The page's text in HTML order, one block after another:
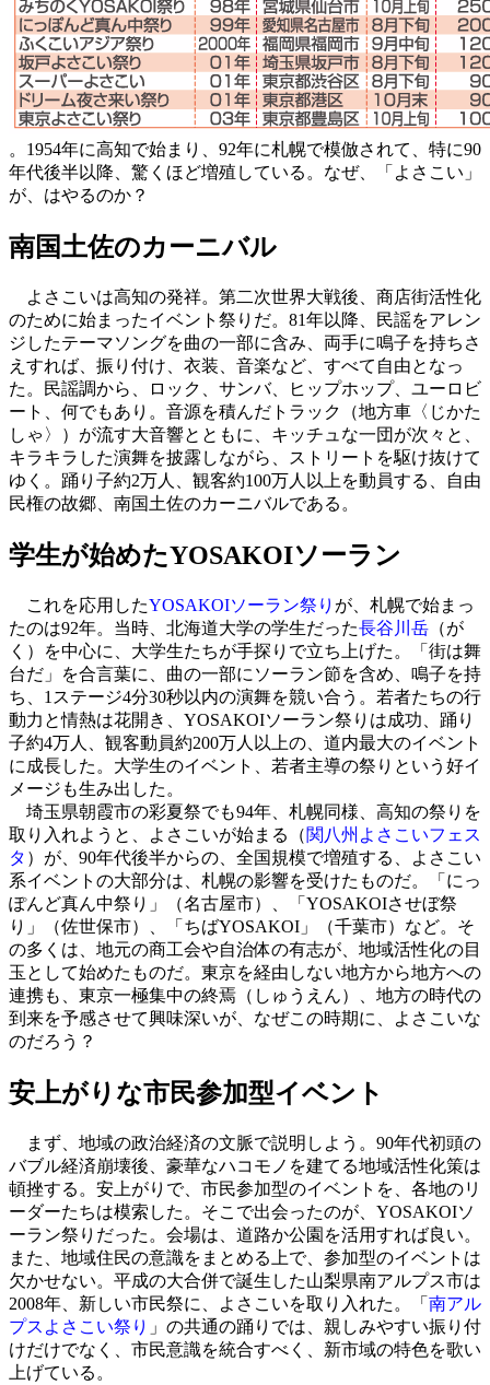
。1954年に高知で始まり、92年に札幌で模倣されて、特に90
年代後半以降、驚くほど増殖している。なぜ、「よさこい」
が、はやるのか？
南国土佐のカーニバル
よさこいは高知の発祥。第二次世界大戦後、商店街活性化
のために始まったイベント祭りだ。81年以降、民謡をアレン
ジしたテーマソングを曲の一部に含み、両手に鳴子を持ちさ
えすれば、振り付け、衣装、音楽など、すべて自由となっ
た。民謡調から、ロック、サンバ、ヒップホップ、ユーロビ
ート、何でもあり。音源を積んだトラック（地方車〈じかた
しゃ〉）が流す大音響とともに、キッチュな一団が次々と、
キラキラした演舞を披露しながら、ストリートを駆け抜けて
ゆく。踊り子約2万人、観客約100万人以上を動員する、自由
民権の故郷、南国土佐のカーニバルである。
学生が始めたYOSAKOIソーラン
これを応用したYOSAKOIソーラン祭り が、札幌で始まっ
たのは92年。当時、北海道大学の学生だった長谷川岳 （が
く）を中心に、大学生たちが手探りで立ち上げた。「街は舞
台だ」を合言葉に、曲の一部にソーラン節を含め、鳴子を持
ち、1ステージ4分30秒以内の演舞を競い合う。若者たちの行
動力と情熱は花開き、YOSAKOIソーラン祭りは成功、踊り
子約4万人、観客動員約200万人以上の、道内最大のイベント
に成長した。大学生のイベント、若者主導の祭りという好イ
メージも生み出した。
埼玉県朝霞市の彩夏祭でも94年、札幌同様、高知の祭りを
取り入れようと、よさこいが始まる（関八州よさこいフェス
タ ）が、90年代後半からの、全国規模で増殖する、よさこい
系イベントの大部分は、札幌の影響を受けたものだ。「にっ
ぽんど真ん中祭り」（名古屋市）、「YOSAKOIさせぼ祭
り」（佐世保市）、「ちばYOSAKOI」（千葉市）など。そ
の多くは、地元の商工会や自治体の有志が、地域活性化の目
玉として始めたものだ。東京を経由しない地方から地方への
連携も、東京一極集中の終焉（しゅうえん）、地方の時代の
到来を予感させて興味深いが、なぜこの時期に、よさこいな
のだろう？
安上がりな市民参加型イベント
まず、地域の政治経済の文脈で説明しよう。90年代初頭の
バブル経済崩壊後、豪華なハコモノを建てる地域活性化策は
頓挫する。安上がりで、市民参加型のイベントを、各地のリ
ーダーたちは模索した。そこで出会ったのが、YOSAKOIソ
ーラン祭りだった。会場は、道路か公園を活用すれば良い。
また、地域住民の意識をまとめる上で、参加型のイベントは
欠かせない。平成の大合併で誕生した山梨県南アルプス市は
2008年、新しい市民祭に、よさこいを取り入れた。「 南アル
プスよさこい祭り 」の共通の踊りでは、親しみやすい振り付
けだけでなく、市民意識を統合すべく、新市域の特色を歌い
上げている。